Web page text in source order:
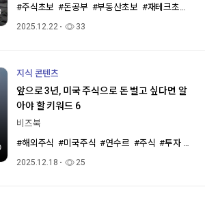
#주식초보 #돈공부 #부동산초보 #재테크초보
2025.12.22 33
지식 콘텐츠
앞으로 3년, 미국 주식으로 돈 벌고 싶다면 알
아야 할 키워드 6
비즈북
#해외주식 #미국주식 #연수르 #주식 #투자 #주
2025.12.18 25